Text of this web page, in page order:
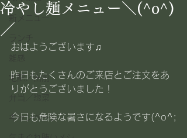
新メニュー
宅配／出前
キャンペーン
冷やし麺メニュー＼(^o^)
／
おはようございます♫
昨日もたくさんのご来店とご注文をあ
りがとうございました！
今日も危険な暑さになるようです(^o^;